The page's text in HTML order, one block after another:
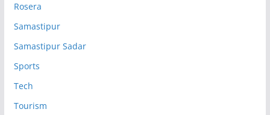
Rosera
Samastipur
Samastipur Sadar
Sports
Tech
Tourism